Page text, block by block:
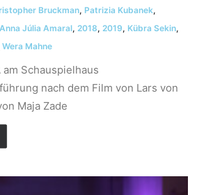
Bruckman, Patrizia Kubanek,
Anna Júlia Amaral, 2018, 2019, Kübra Sekin,
Wera Mahne
am Schauspielhaus
nach dem Film von Lars von
Maja Zade